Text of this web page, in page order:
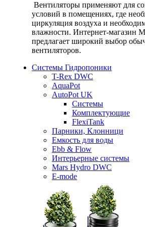
Вентиляторы применяют для
условий в помещениях, где
циркуляция воздуха и
влажности. Интернет-магазин
предлагает широкий выбор
вентиляторов.
Системы Гидропоники
T-Rex DWC
AquaPot
AutoPot UK
Системы
Комплектующие
FlexiTank
Парники, Клонници
Емкость для воды
Ebb & Flow
Интерьерные системы
Mars Hydro DWC
E-mode